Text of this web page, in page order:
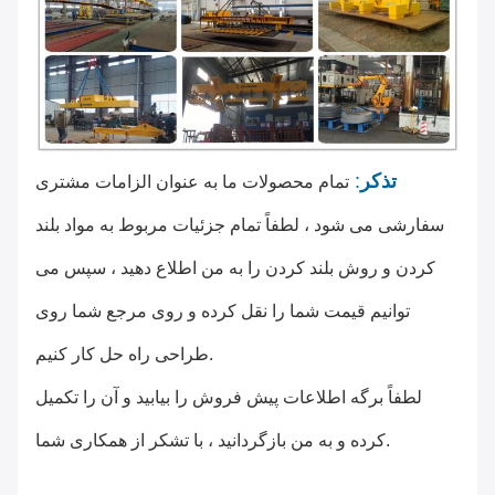
تذکر : تمام محصولات ما به عنوان الزامات مشتری
سفارشی می شود ، لطفاً تمام جزئیات مربوط به مواد بلند
کردن و روش بلند کردن را به من اطلاع دهید ، سپس می
توانیم قیمت شما را نقل کرده و روی مرجع شما روی
طراحی راه حل کار کنیم.
لطفاً برگه اطلاعات پیش فروش را بیابید و آن را تکمیل
کرده و به من بازگردانید ، با تشکر از همکاری شما.